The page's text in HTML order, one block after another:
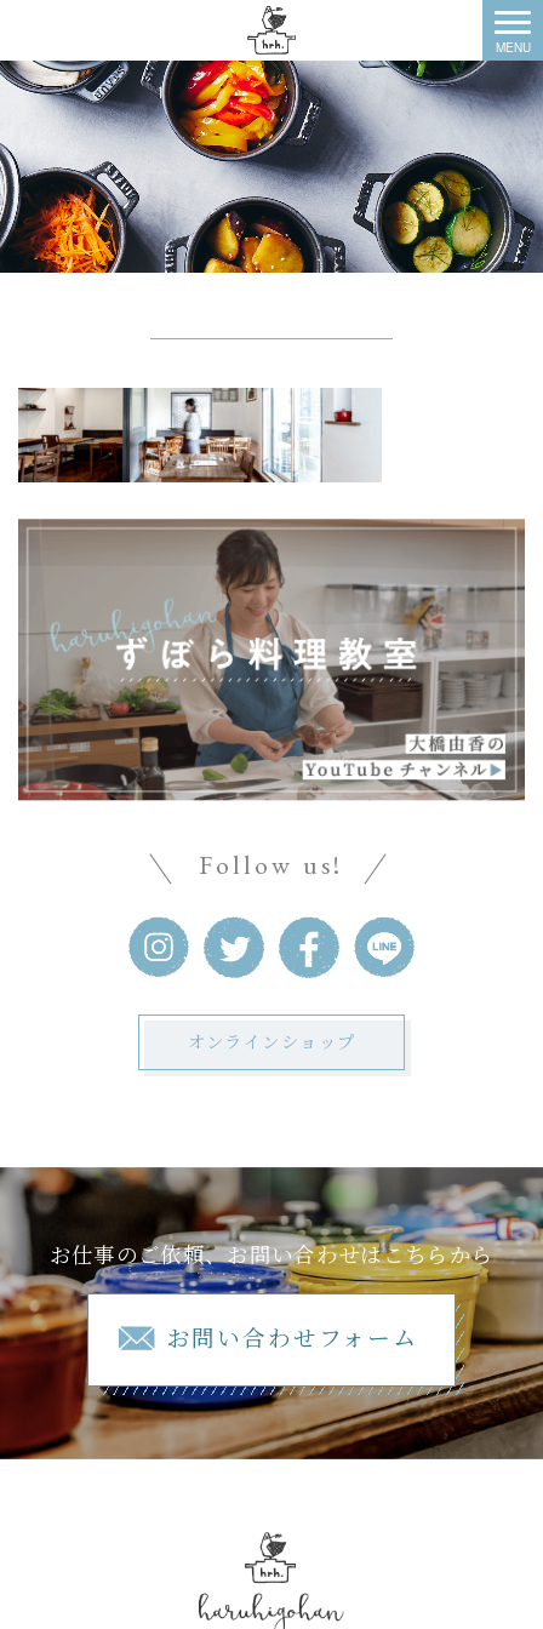
Follow us!
オンラインショップ
お仕事のご依頼、お問い合わせはこちらから
お問い合わせフォーム